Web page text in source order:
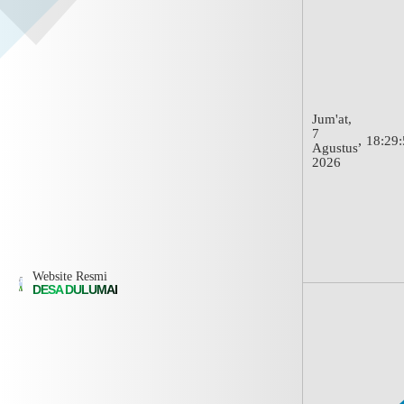
Website Resmi
DESA DULUMAI
Jum'at,
7
Agustus
2026
, 18:29: